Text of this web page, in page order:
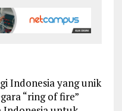
Indonesia yang unik
“ring of fire”